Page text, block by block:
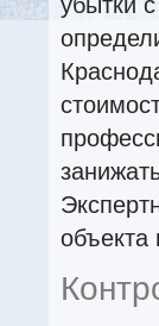
объекта